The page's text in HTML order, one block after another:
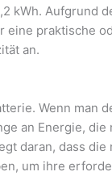
kWh. Aufgrund
praktische
an.
Wenn man
an Energie, die
daran, dass die
um ihre